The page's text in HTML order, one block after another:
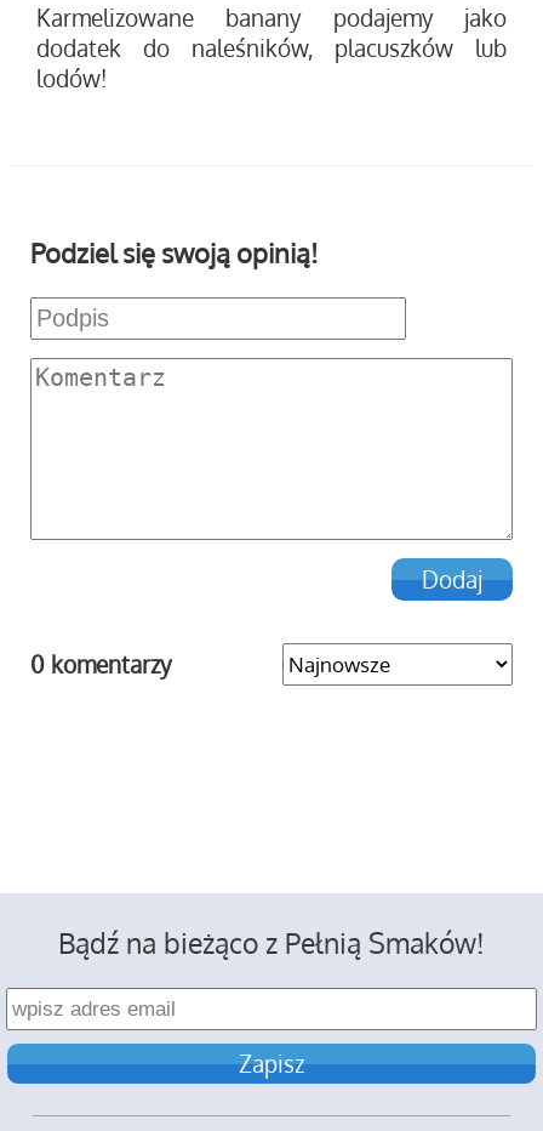
Karmelizowane banany podajemy jako
dodatek do naleśników, placuszków lub
lodów!
Podziel się swoją opinią!
0 komentarzy
Bądź na bieżąco z Pełnią Smaków!